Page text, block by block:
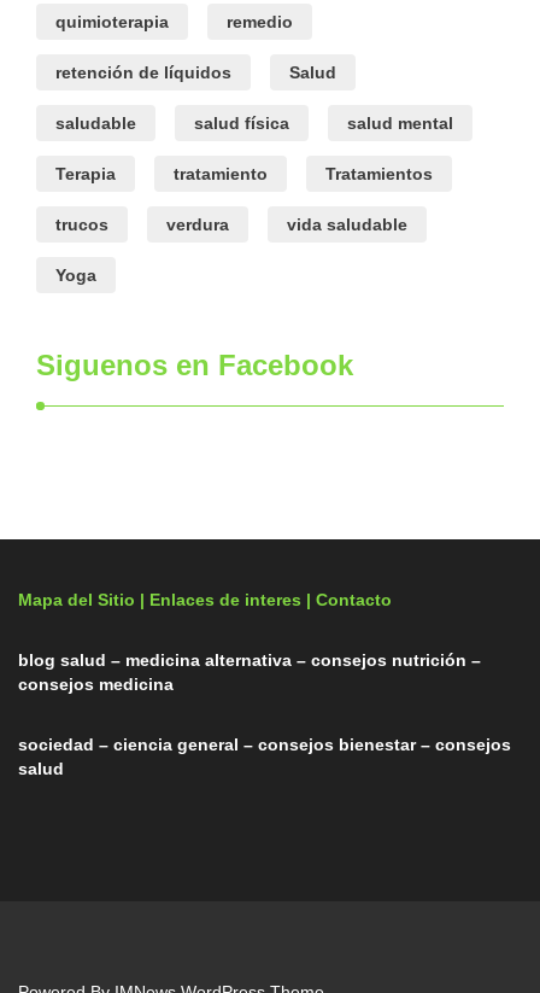
quimioterapia remedio
retención de líquidos Salud
saludable salud física salud mental
Terapia tratamiento Tratamientos
trucos verdura vida saludable
Yoga
Siguenos en Facebook
Mapa del Sitio | Enlaces de interes | Contacto
blog salud – medicina alternativa – consejos nutrición –
consejos medicina
sociedad – ciencia general – consejos bienestar – consejos
salud